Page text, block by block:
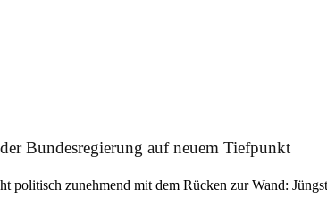
Bundesregierung auf neuem Tiefpunkt
politisch zunehmend mit dem Rücken zur Wand: